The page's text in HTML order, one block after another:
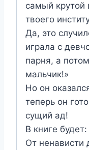
самый крутой
твоего
Да, это
играла с
парня, а
мальчик!»
Но он
теперь он
сущий ад!
В книге будет:
От ненависти